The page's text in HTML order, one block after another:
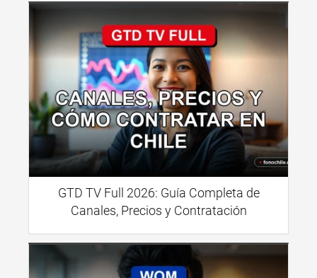
GTD TV Full 2026: Guía Completa de
Canales, Precios y Contratación